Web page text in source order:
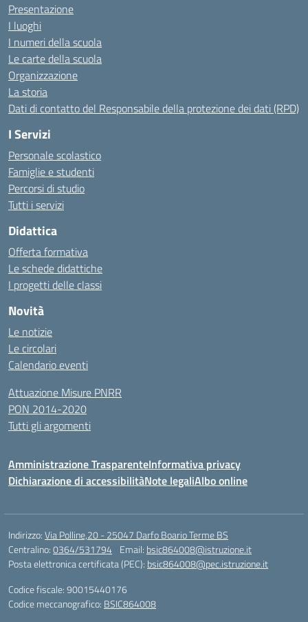
Presentazione
I luoghi
I numeri della scuola
Le carte della scuola
Organizzazione
La storia
Dati di contatto del Responsabile della protezione dei dati (RPD)
I Servizi
Personale scolastico
Famiglie e studenti
Percorsi di studio
Tutti i servizi
Didattica
Offerta formativa
Le schede didattiche
I progetti delle classi
Novità
Le notizie
Le circolari
Calendario eventi
Attuazione Misure PNRR
PON 2014-2020
Tutti gli argomenti
Amministrazione TrasparenteInformativa privacy
Dichiarazione di accessibilitàNote legaliAlbo online
Indirizzo:Via Polline,20 - 25047 Darfo Boario Terme BS
Centralino:0364/531794 Email: bsic864008@istruzione.it
Posta elettronica certificata (PEC): bsic864008@pec.istruzione.it
Codice fiscale: 90015440176
Codice meccanografico: BSIC864008